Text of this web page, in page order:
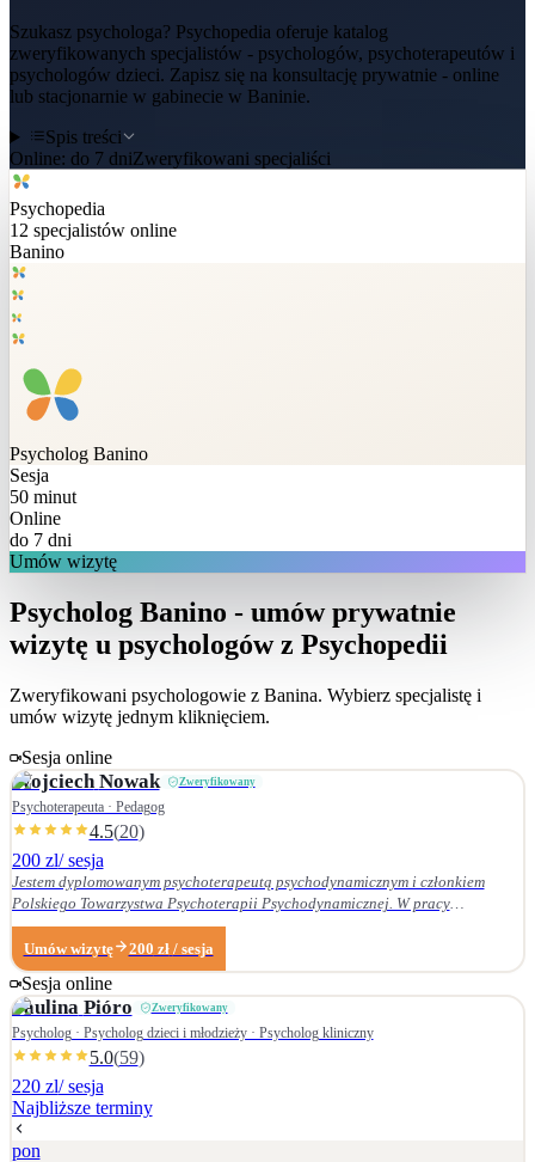
Szukasz psychologa? Psychopedia oferuje katalog
zweryfikowanych specjalistów - psychologów, psychoterapeutów i
psychologów dzieci. Zapisz się na konsultację prywatnie - online
lub stacjonarnie w gabinecie w Baninie.
Spis treści
Online: do 7 dniZweryfikowani specjaliści
Psychopedia
12 specjalistów online
Banino
Psycholog Banino
Sesja
50 minut
Online
do 7 dni
Umów wizytę
Psycholog Banino - umów prywatnie
wizytę u psychologów z Psychopedii
Zweryfikowani psychologowie z Banina. Wybierz specjalistę i
umów wizytę jednym kliknięciem.
Sesja online
Wojciech Nowak Zweryfikowany
Psychoterapeuta · Pedagog
4.5(20)
200 zl/ sesja
Jestem dyplomowanym psychoterapeutą psychodynamicznym i członkiem
Polskiego Towarzystwa Psychoterapii Psychodynamicznej. W pracy
terapeutycznej wnikliwie słucham pacjenta i podążam za jego narracją. Moje
zainteresowania zawodowe obejmują przede wszystkim: • psychoterapię
zaburzeń osobowości, • zaburzenia nerwicowe i lękowe, • problematykę relacji
małżeńskich i rodzinnych. Nie zajmuję się terapią uzależnień. Ukończyłem
Wydział Nauk Pedagogicznych Dolnośląskiej Szkoły Wyższej we Wrocławiu —
w 2007 r. studia licencjackie (pedagogika rodzinna), a w 2009 r. magisterskie
(resocjalizacja). W 2016 r. ukończyłem czteroletnie szkolenie z psychoterapii
psychodynamicznej w Krakowskim Centrum Psychodynamicznym, a w styczniu
2020 r. uzyskałem dyplom psychoterapeuty psychodynamicznego. Od
ukończenia szkoły psychoterapii regularnie uczestniczę w konferencjach
Umów wizytę 200 zł / sesja
Sesja online
Paulina Pióro Zweryfikowany
Psycholog · Psycholog dzieci i młodzieży · Psycholog kliniczny
5.0(59)
220 zl/ sesja
Najbliższe terminy
pon